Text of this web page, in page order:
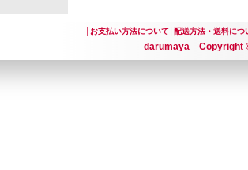
お支払い方法について│ 配送方法・送料につ
darumaya Copyright